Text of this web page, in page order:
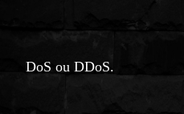
DoS ou DDoS.